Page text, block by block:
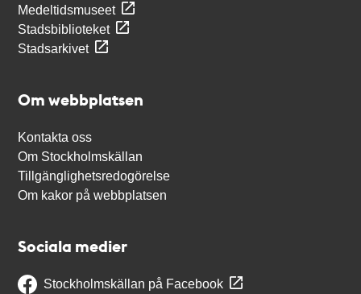
Medeltidsmuseet
Stadsbiblioteket
Stadsarkivet
Om webbplatsen
Kontakta oss
Om Stockholmskällan
Tillgänglighetsredogörelse
Om kakor på webbplatsen
Sociala medier
Stockholmskällan på Facebook